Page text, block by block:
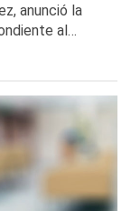
anunció la
al…